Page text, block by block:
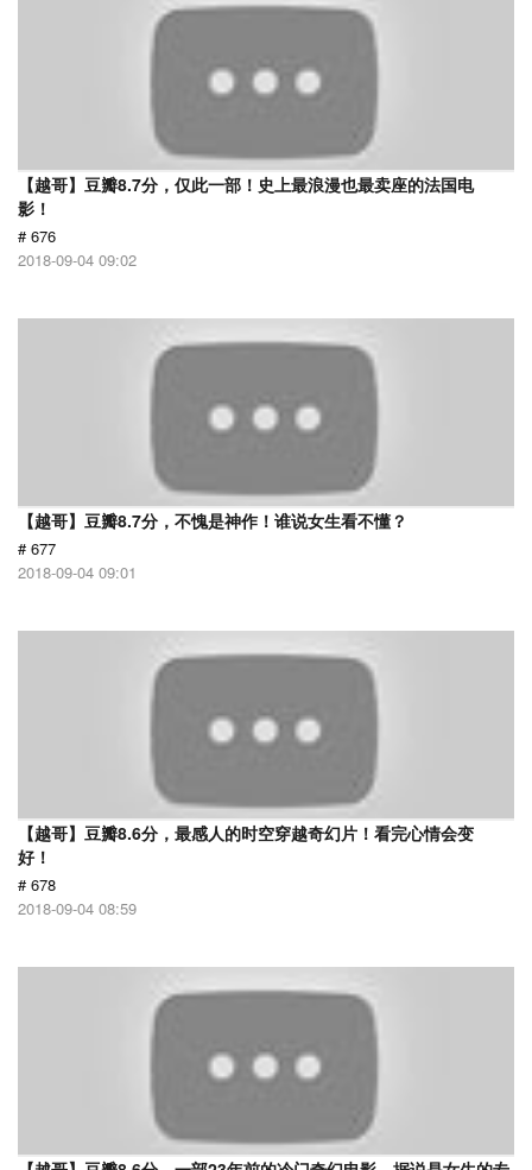
【越哥】豆瓣8.7分，仅此一部！史上最浪漫也最卖座的法国电
影！
# 676
2018-09-04 09:02
【越哥】豆瓣8.7分，不愧是神作！谁说女生看不懂？
# 677
2018-09-04 09:01
【越哥】豆瓣8.6分，最感人的时空穿越奇幻片！看完心情会变
好！
# 678
2018-09-04 08:59